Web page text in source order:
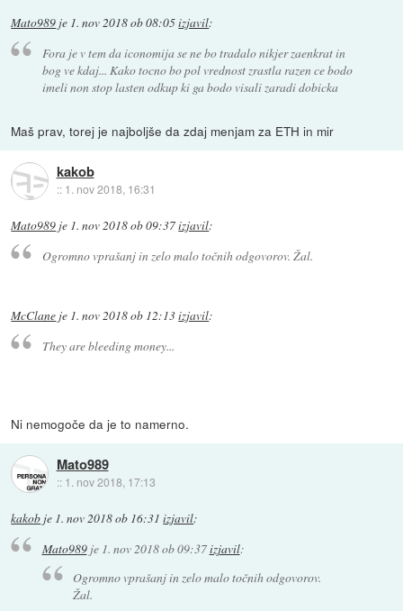
Mato989 je 1. nov 2018 ob 08:05izjavil:
Fora je v tem da iconomija se ne bo tradalo nikjer zaenkrat in
bog ve kdaj... Kako tocno bo pol vrednost zrastla razen ce bodo
imeli non stop lasten odkup ki ga bodo visali zaradi dobicka
Maš prav, torej je najboljše da zdaj menjam za ETH in mir
kakob
:: 1. nov 2018, 16:31
Mato989 je 1. nov 2018 ob 09:37izjavil:
Ogromno vprašanj in zelo malo točnih odgovorov. Žal.
McClane je 1. nov 2018 ob 12:13izjavil:
They are bleeding money...
Ni nemogoče da je to namerno.
Mato989
:: 1. nov 2018, 17:13
kakob je 1. nov 2018 ob 16:31 izjavil:
Mato989je 1. nov 2018 ob 09:37izjavil:
Ogromno vprašanj in zelo malo točnih odgovorov.
Žal.